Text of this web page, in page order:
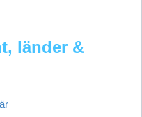
länder &